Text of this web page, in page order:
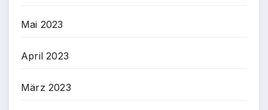
Mai 2023
April 2023
März 2023